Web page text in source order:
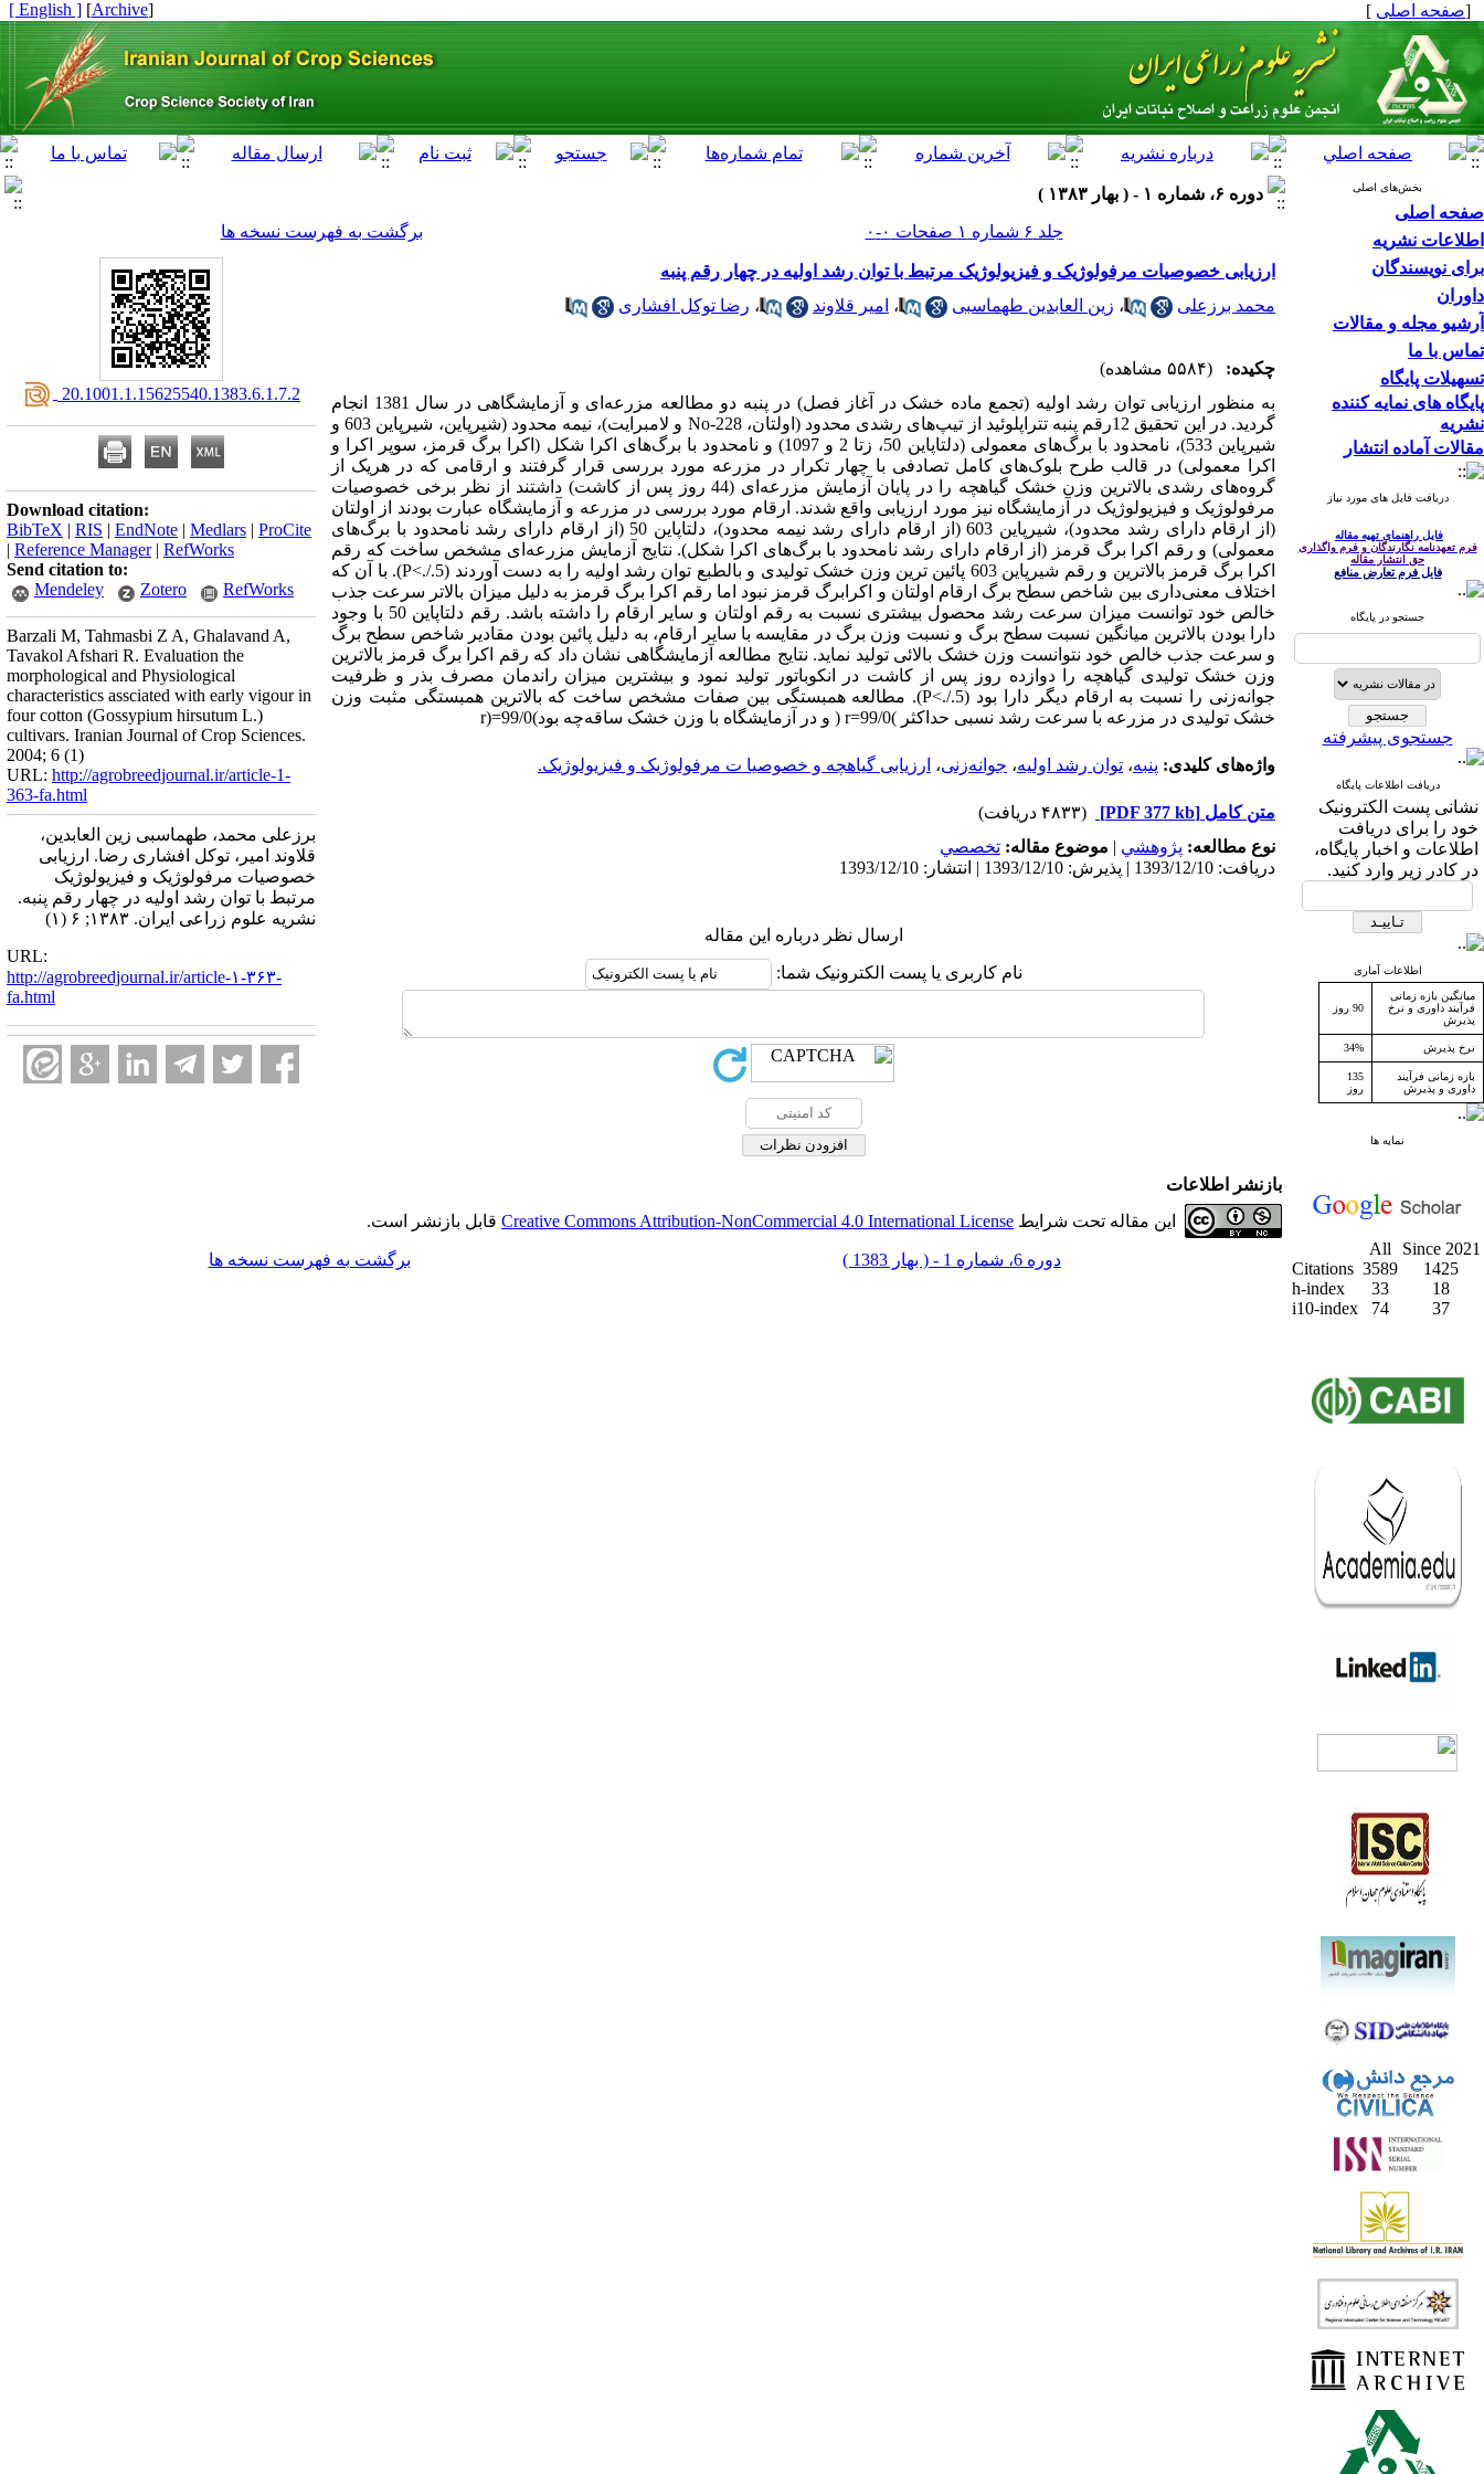
[صفحه اصلی ]
[
Archive
]
[ English ]
بخش‌های اصلی
صفحه اصلی
اطلاعات نشریه
برای نویسندگان
داوران
آرشیو مجله و مقالات
تماس با ما
تسهیلات پایگاه
پایگاه های نمایه کننده
نشریه
مقالات آماده انتشار
دریافت فایل های مورد نیاز
فایل راهنمای تهیه مقاله
فرم تعهدنامه نگارندگان و فرم واگذاری
حق انتشار مقاله
فایل فرم تعارض منافع
جستجو در پایگاه
جستجوی پیشرفته
دریافت اطلاعات پایگاه
نشانی پست الکترونیک
خود را برای دریافت
اطلاعات و اخبار پایگاه،
در کادر زیر وارد کنید.
اطلاعات آماری
میانگین بازه زمانی
فرآیند داوری و نرخ
پذیرش
90 روز
نرخ پذیرش 34%
بازه زمانی فرآیند
داوری و پذیرش
135
روز
نمایه ها
All
Since 2021
Citations 3589
1425
h-index
33
18
i10-index
74 37
دوره ۶، شماره ۱ - ( بهار ۱۳۸۳ )
جلد ۶ شماره ۱ صفحات ۰-۰
برگشت به فهرست نسخه ها
ارزیابی خصوصیات مرفولوژیک و فیزیولوژیک مرتبط با توان رشد اولیه در چهار رقم پنبه
محمد برزعلی
، زین العابدین طهماسبی ، امیر قلاوند ، رضا توکل افشاری
چکیده:
(۵۵۸۴ مشاهده)
به منظور ارزیابی توان رشد اولیه (تجمع ماده خشک در آغاز فصل) در پنبه دو مطالعه مزرعه‌ای و آزمایشگاهی در سال 1381 انجام
گردید. در این تحقیق 12رقم پنبه تتراپلوئید از تیپ‌های رشدی محدود (اولتان، No-228 و لامبرایت)، نیمه محدود (شیرپاین، شیرپاین 603 و
شیرپاین 533)، نامحدود با برگ‌های معمولی (دلتاپاین 50، زتا 2 و 1097) و نامحدود با برگ‌های اکرا شکل (اکرا برگ قرمز، سوپر اکرا و
اکرا معمولی) در قالب طرح بلوک‌های کامل تصادفی با چهار تکرار در مزرعه مورد بررسی قرار گرفتند و ارقامی که در هریک از
گروه‌های رشدی بالاترین وزن خشک گیاهچه را در پایان آزمایش مزرعه‌ای (44 روز پس از کاشت) داشتند از نظر برخی خصوصیات
مرفولوژیک و فیزیولوژیک در آزمایشگاه نیز مورد ارزیابی واقع شدند. ارقام مورد بررسی در مزرعه و آزمایشگاه عبارت بودند از اولتان
(از ارقام دارای رشد محدود)، شیرپاین 603 (از ارقام دارای رشد نیمه محدود)، دلتاپاین 50 (از ارقام دارای رشد نامحدود با برگ‌های
معمولی) و رقم اکرا برگ قرمز (از ارقام دارای رشد نامحدود با برگ‌های اکرا شکل). نتایج آزمایش مزرعه‌ای مشخص ساخت که رقم
اکرا برگ قرمز بالاترین و رقم شیرپاین 603 پائین ترین وزن خشک تولیدی و بالطبع توان رشد اولیه را به دست آوردند (P<./.5). با آن که
اختلاف معنی‌داری بین شاخص سطح برگ ارقام اولتان و اکرابرگ قرمز نبود اما رقم اکرا برگ قرمز به دلیل میزان بالاتر سرعت جذب
خالص خود توانست میزان سرعت رشد محصول بیشتری نسبت به رقم اولتان و سایر ارقام را داشته باشد. رقم دلتاپاین 50 با وجود
دارا بودن بالاترین میانگین نسبت سطح برگ و نسبت وزن برگ در مقایسه با سایر ارقام، به دلیل پائین بودن مقادیر شاخص سطح برگ
و سرعت جذب خالص خود نتوانست وزن خشک بالائی تولید نماید. نتایج مطالعه آزمایشگاهی نشان داد که رقم اکرا برگ قرمز بالاترین
وزن خشک تولیدی گیاهچه را دوازده روز پس از کاشت در انکوباتور تولید نمود و بیشترین میزان راندمان مصرف بذر و ظرفیت
جوانه‌زنی را نسبت به ارقام دیگر دارا بود (P<./.5). مطالعه همبستگی بین صفات مشخص ساخت که بالاترین همبستگی مثبت وزن
خشک تولیدی در مزرعه با سرعت رشد نسبی حداکثر )99/0=r ( و در آزمایشگاه با وزن خشک ساقه‌چه بود)99/0=(r
واژه‌های کلیدی: پنبه، توان رشد اولیه، جوانه‌زنی، ارزیابی گیاهچه و خصوصیا ت مرفولوژیک و فیزیولوژیک.
متن کامل [PDF 377 kb]
(۴۸۳۳ دریافت)
نوع مطالعه: پژوهشي | موضوع مقاله: تخصصي
دریافت: 1393/12/10 | پذیرش: 1393/12/10 | انتشار: 1393/12/10
ارسال نظر درباره این مقاله
نام کاربری یا پست الکترونیک شما:
‎ 20.1001.1.15625540.1383.6.1.7.2
Download citation:
BibTeX | RIS | EndNote | Medlars | ProCite
| Reference Manager| RefWorks
Send citation to:
Mendeley
Zotero RefWorks
Barzali M, Tahmasbi Z A, Ghalavand A,
Tavakol Afshari R. Evaluation the
morphological and Physiological
characteristics assciated with early vigour in
four cotton (Gossypium hirsutum L.)
cultivars. Iranian Journal of Crop Sciences.
2004; 6 (1)
URL: http://agrobreedjournal.ir/article-1-
363-fa.html
برزعلی محمد، طهماسبی زین العابدین،
قلاوند امیر، توکل افشاری رضا. ارزیابی
خصوصیات مرفولوژیک و فیزیولوژیک
مرتبط با توان رشد اولیه در چهار رقم پنبه.
نشریه علوم زراعی ایران. ۱۳۸۳; ۶ (۱)
URL:
http://agrobreedjournal.ir/article-۱-۳۶۳-
fa.html
بازنشر اطلاعات
این مقاله تحت شرایط Creative Commons Attribution-NonCommercial 4.0 International License قابل بازنشر است.
دوره 6، شماره 1 - ( بهار 1383 ) برگشت به فهرست نسخه ها